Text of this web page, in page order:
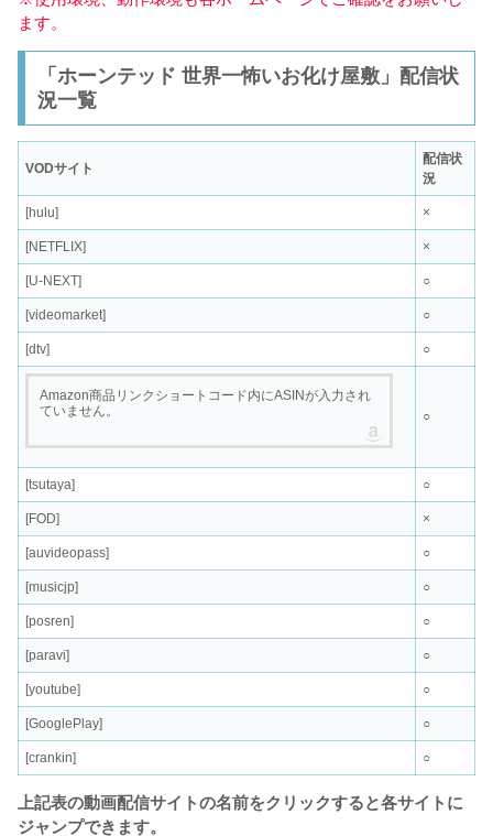
ます。
「ホーンテッド 世界一怖いお化け屋敷」配信状
況一覧
VODサイト
配信状
況
[hulu] ×
[NETFLIX] ×
[U-NEXT] ○
[videomarket] ○
[dtv] ○
Amazon商品リンクショートコード内にASINが入力され
ていません。
○
[tsutaya] ○
[FOD] ×
[auvideopass] ○
[musicjp] ○
[posren] ○
[paravi] ○
[youtube] ○
[GooglePlay] ○
[crankin] ○
上記表の動画配信サイトの名前をクリックすると各サイトに
ジャンプできます。